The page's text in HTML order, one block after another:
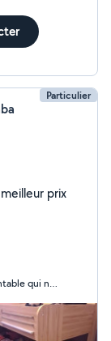
Particulier
prix
qui ne
des